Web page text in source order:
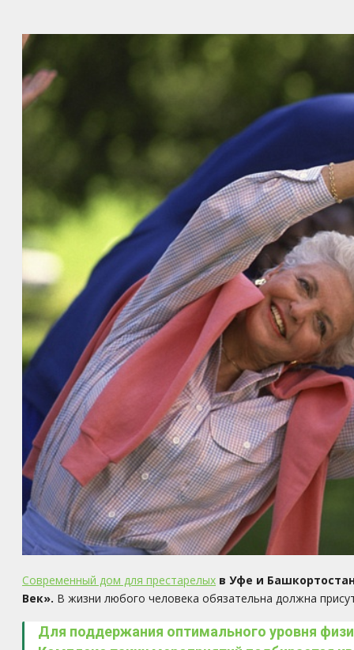
Современный дом для престарелых в Уфе и
Век». В жизни любого человека обязательна должна
Для поддержания оптимального уровня